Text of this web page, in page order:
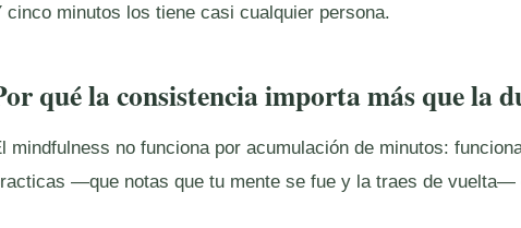
cinco minutos los tiene casi cualquier persona.
qué la consistencia importa más que la
mindfulness no funciona por acumulación de minutos:
—que notas que tu mente se fue y la traes de vuelta—